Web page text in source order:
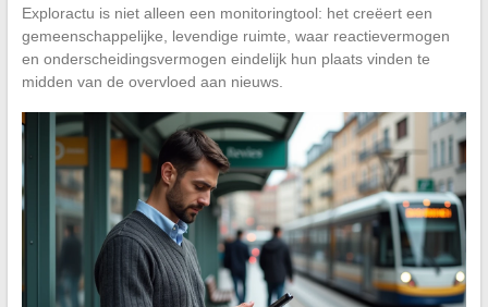
Exploractu is niet alleen een monitoringtool: het creëert een
gemeenschappelijke, levendige ruimte, waar reactievermogen
en onderscheidingsvermogen eindelijk hun plaats vinden te
midden van de overvloed aan nieuws.